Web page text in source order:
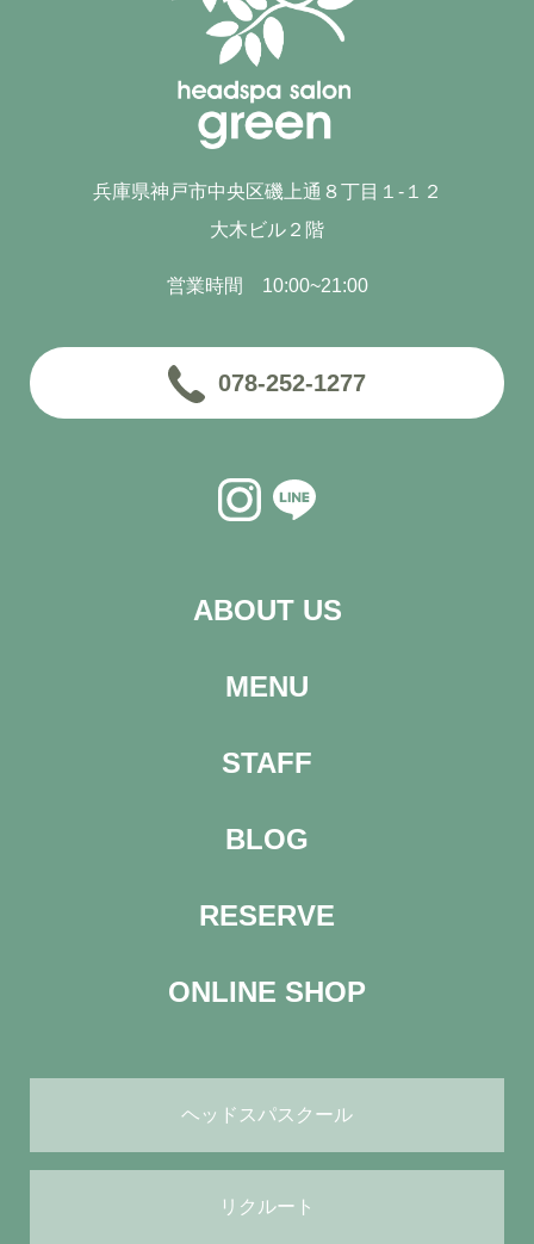
兵庫県神戸市中央区磯上通８丁目１-１２
大木ビル２階
営業時間 10:00~21:00
078-252-1277
ABOUT US
MENU
STAFF
BLOG
RESERVE
ONLINE SHOP
ヘッドスパスクール
リクルート